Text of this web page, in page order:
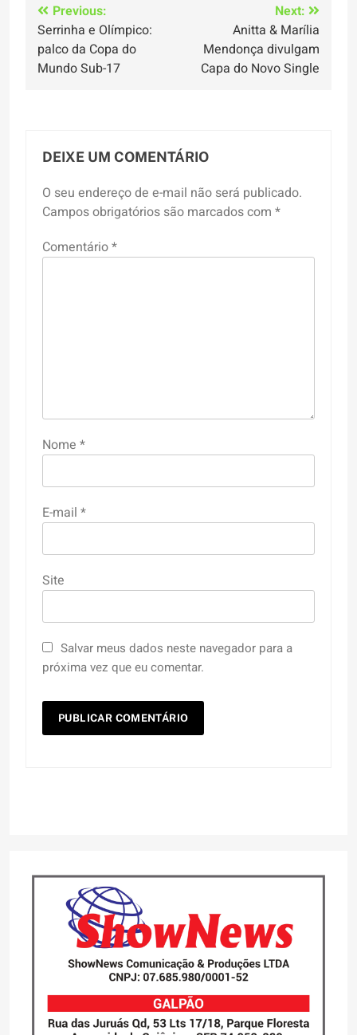
Navegação
de
Post
Previous:
Serrinha e Olímpico:
palco da Copa do
Mundo Sub-17
Next:
Anitta & Marília
Mendonça divulgam
Capa do Novo Single
DEIXE UM COMENTÁRIO
O seu endereço de e-mail não será publicado.
Campos obrigatórios são marcados com *
Comentário*
Nome *
E-mail *
Site
Salvar meus dados neste navegador para a
próxima vez que eu comentar.